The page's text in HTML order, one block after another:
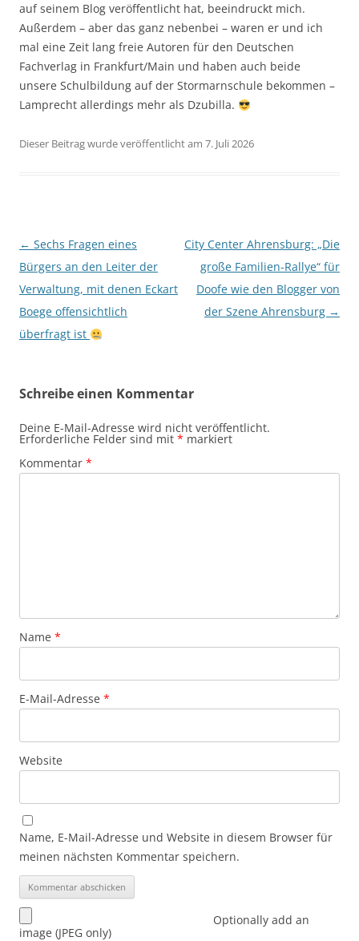
auf seinem Blog veröffentlicht hat, beeindruckt mich.
Außerdem – aber das ganz nebenbei – waren er und ich
mal eine Zeit lang freie Autoren für den Deutschen
Fachverlag in Frankfurt/Main und haben auch beide
unsere Schulbildung auf der Stormarnschule bekommen –
Lamprecht allerdings mehr als Dzubilla.
Dieser Beitrag wurde veröffentlicht am 7. Juli 2026
Beitragsnavigation
← Sechs Fragen eines
Bürgers an den Leiter der
Verwaltung, mit denen Eckart
Boege offensichtlich
überfragt ist
City Center Ahrensburg: „Die
große Familien-Rallye“ für
Doofe wie den Blogger von
der Szene Ahrensburg →
Schreibe einen Kommentar
Deine E-Mail-Adresse wird nicht veröffentlicht.
Erforderliche Felder sind mit * markiert
Kommentar *
Name *
E-Mail-Adresse *
Website
Name, E-Mail-Adresse und Website in diesem Browser für
meinen nächsten Kommentar speichern.
Optionally add an
image (JPEG only)